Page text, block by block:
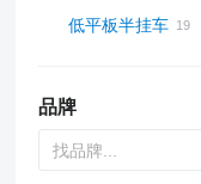
低平板半挂车
品牌